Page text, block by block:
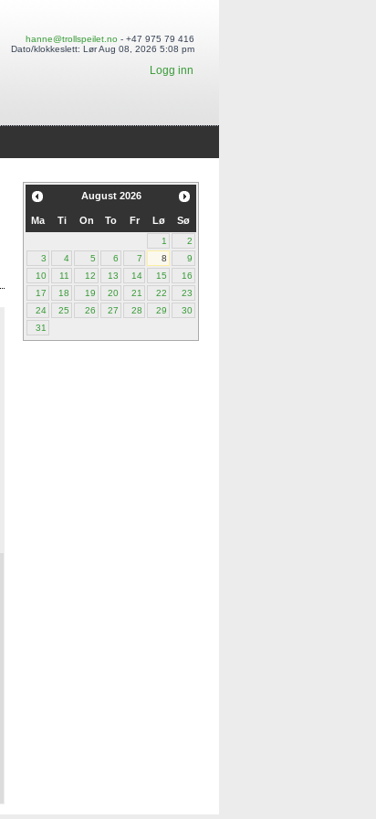
hanne@trollspeilet.no - +47 975 79 416
Dato/klokkeslett: Lør Aug 08, 2026 5:08 pm
Logg inn
August 2026
Ma Ti On To Fr Lø Sø
1
2
3
4 5 6 7 8
9
10
11 12 13 14 15
16
17
18 19 20 21 22
23
24
25 26 27 28 29
30
31